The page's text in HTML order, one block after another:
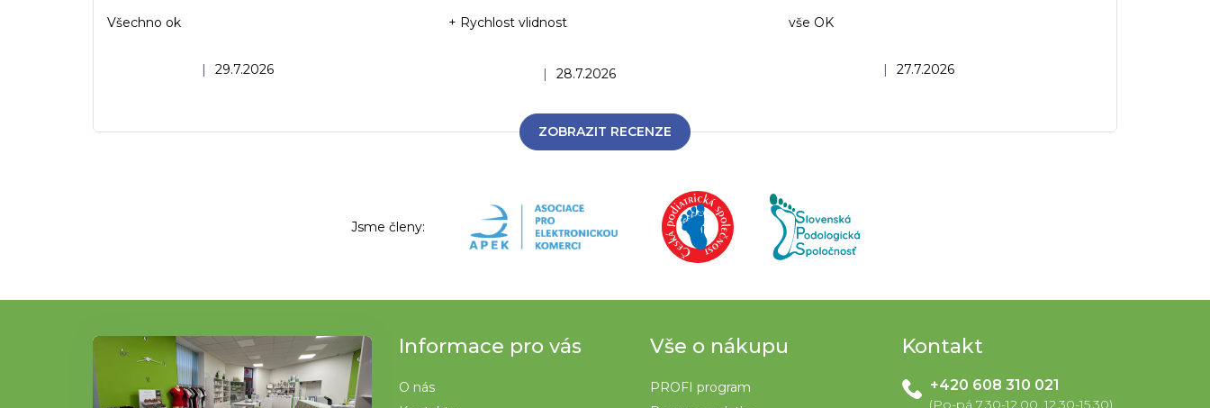
Hodnocení obchodu je 5 z 5 hvězdiček.
| 29.7.2026
Všechno ok
Hodnocení obchodu je 5 z 5 hvězdiček.
| 28.7.2026
+ Rychlost vlidnost
Hodnocení obchodu je 5 z 5 hvězdiček.
| 27.7.2026
vše OK
ZOBRAZIT RECENZE
Jsme členy:
Informace pro vás
O nás
Vše o nákupu
PROFI program
Kontakt
+420 608 310 021